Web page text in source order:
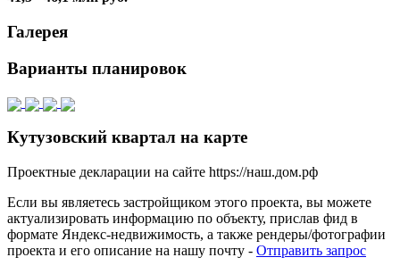
Галерея
Варианты планировок
Кутузовский квартал на карте
Проектные декларации на сайте https://наш.дом.рф
Если вы являетесь застройщиком этого проекта, вы можете
актуализировать информацию по объекту, прислав фид в
формате Яндекс-недвижимость, а также рендеры/фотографии
проекта и его описание на нашу почту - Отправить запрос